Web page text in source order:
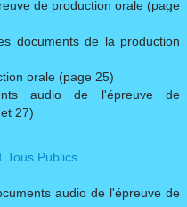
de production orale (page
documents de la production
orale (page 25)
audio de l'épreuve de
27)
Tous Publics
audio de l'épreuve de